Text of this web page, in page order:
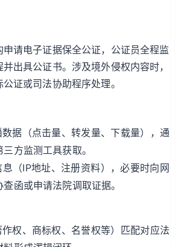
申请电子证据保全公证，公证员全程监
出具公证书。涉及境外侵权内容时，
证或司法协助程序处理。
据（点击量、转发量、下载量），通
方监测工具获取。
（IP地址、注册资料），必要时向网
函或申请法院调取证据。
权、商标权、名誉权等）匹配对应法